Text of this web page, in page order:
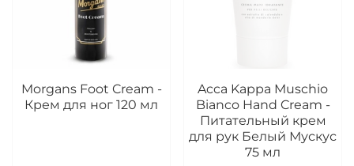
Morgans Foot Cream -
Крем для ног 120 мл
Acca Kappa Muschio
Bianco Hand Cream -
Питательный крем
для рук Белый Мускус
75 мл